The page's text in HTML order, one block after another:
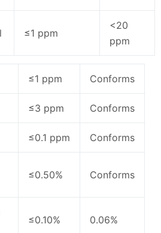
≤1 ppm
<20
ppm
≤1 ppm Conforms
≤3 ppm Conforms
≤0.1 ppm Conforms
≤0.50% Conforms
≤0.10% 0.06%